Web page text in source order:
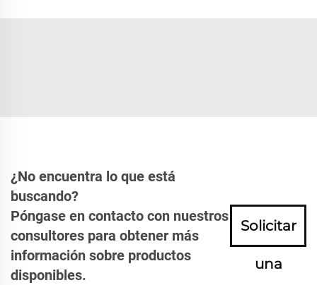
¿No encuentra lo que está
buscando?
Póngase en contacto con nuestros
consultores para obtener más
información sobre productos
disponibles.
Solicitar
una